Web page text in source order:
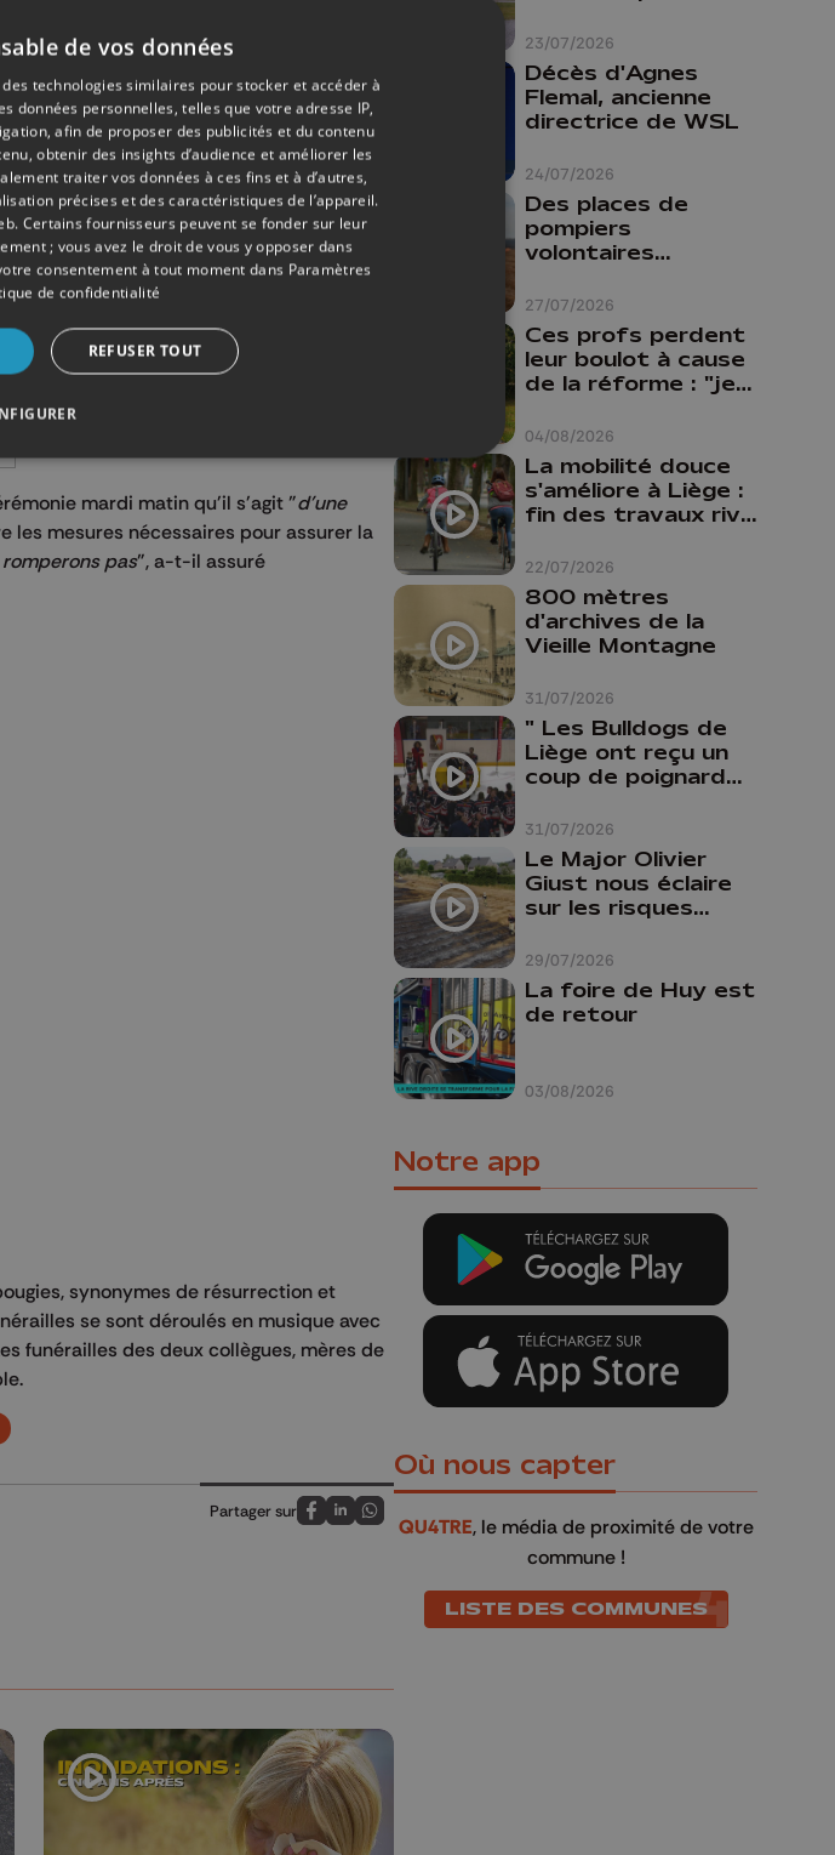
mardi matin qu'il s'agit "d'une
mesures nécessaires pour assurer la
pas", a-t-il assuré
synonymes de résurrection et
se sont déroulés en musique avec
funérailles des deux collègues, mères de
Partager sur
Partagez sur FaceBook
Partagez sur LinkedIn
Partagez sur Whatsapp
23/07/2026
24/07/2026
Décès d'Agnes
Flemal, ancienne
directrice de WSL
27/07/2026
Des places de
pompiers
volontaires
province de Liège :
"Un citoyen qui
n'est formé ne
peut pas nous
aider"
04/08/2026
Ces profs perdent
leur boulot à cause
de la réforme : "je
comme prof que
comme
pharmacienne"
22/07/2026
La mobilité douce
s'améliore à Liège :
fin des travaux rive
cyclo-piétonnes
Avroy et
Guillemins...
31/07/2026
800 mètres
d'archives de la
Vieille Montagne
31/07/2026
" Les Bulldogs de
Liège ont reçu un
coup de poignard
29/07/2026
Le Major Olivier
Giust nous éclaire
sur les risques
Belgique : "Un
incendie comme en
Gironde ne pourrait
pas avoir lieu chez
03/08/2026
La foire de Huy est
de retour
Notre app
Où nous capter
QU4TRE, le média de proximité de votre
commune !
LISTE DES COMMUNES
de vos données
technologies similaires pour stocker et accéder à
données personnelles, telles que votre adresse IP,
afin de proposer des publicités et du contenu
obtenir des insights d’audience et améliorer les
traiter vos données à ces fins et à d’autres,
précises et des caractéristiques de l’appareil.
Certains fournisseurs peuvent se fonder sur leur
; vous avez le droit de vous y opposer dans
consentement à tout moment dans Paramètres
de confidentialité
REFUSER TOUT